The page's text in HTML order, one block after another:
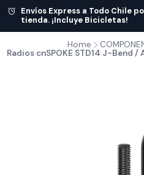
Envíos Express a Todo Chile
tienda. ¡Incluye Bicicletas!
Home
Radios cnSPOKE STD14 J-Bend